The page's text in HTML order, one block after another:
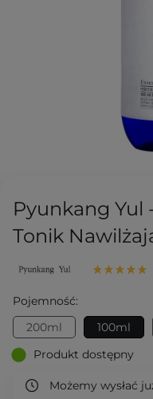
Pyunkang Yul
Tonik
Pojemność:
200ml
100ml
Produkt dostępny
Możemy wysłać